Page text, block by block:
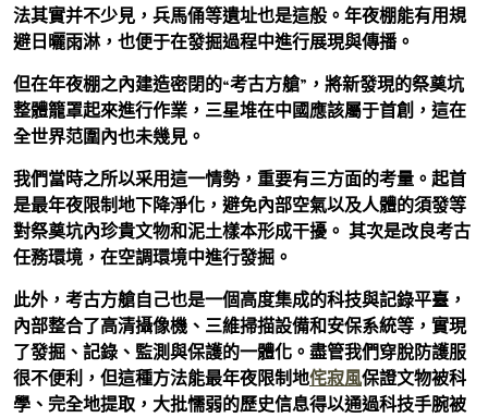
法其實并不少見，兵馬俑等遺址也是這般。年夜棚能有用規
避日曬雨淋，也便于在發掘過程中進行展現與傳播。
但在年夜棚之內建造密閉的“考古方艙”，將新發現的祭奠坑
整體籠罩起來進行作業，三星堆在中國應該屬于首創，這在
全世界范圍內也未幾見。
我們當時之所以采用這一情勢，重要有三方面的考量。起首
是最年夜限制地下降淨化，避免內部空氣以及人體的須發等
對祭奠坑內珍貴文物和泥土樣本形成干擾。 其次是改良考古
任務環境，在空調環境中進行發掘。
此外，考古方艙自己也是一個高度集成的科技與記錄平臺，
內部整合了高清攝像機、三維掃描設備和安保系統等，實現
了發掘、記錄、監測與保護的一體化。盡管我們穿脫防護服
很不便利，但這種方法能最年夜限制地侘寂風保證文物被科
學、完全地提取，大批懦弱的歷史信息得以通過科技手腕被